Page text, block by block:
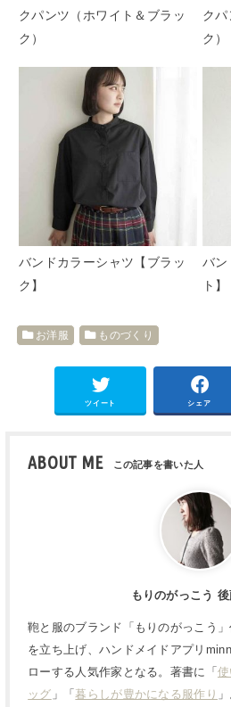
クパンツ（ホワイト＆ブラッ
ク）
ク
ク）
バンドカラーシャツ【ブラッ
ク】
バン
ト】
お洋服 ものづくり
ツイート シェア
ABOUT ME
もりのがっこう
鞄と服のブランド「もりのがっこう
を立ち上げ、ハンドメイドアプリ
ローする人気作家となる。著書に「
ッグ 」「暮らしが豊かになる服作り